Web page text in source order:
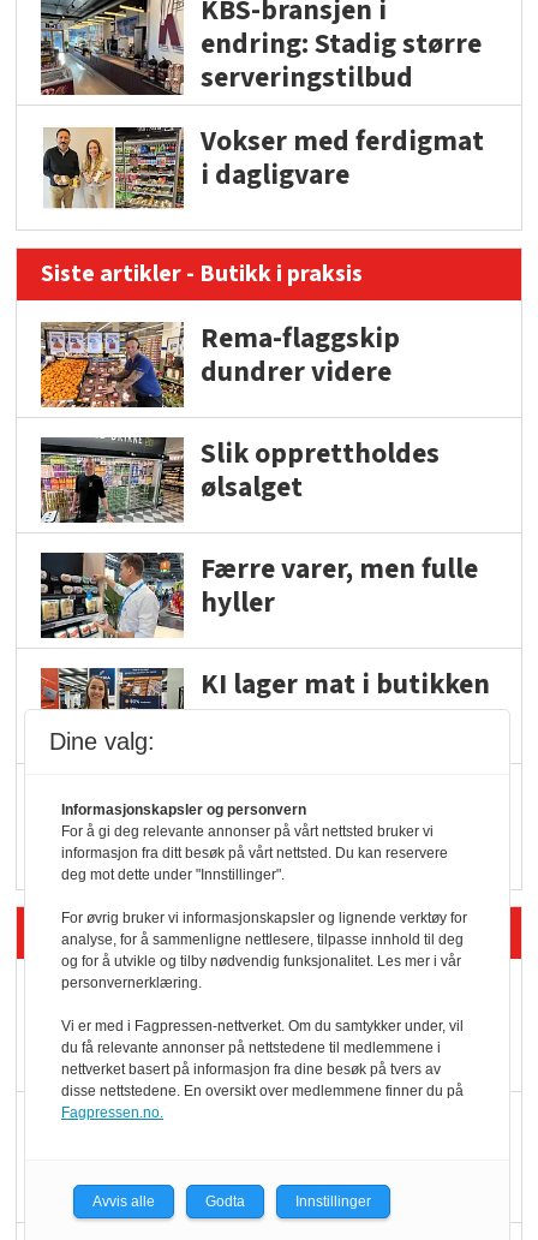
KBS-bransjen i
endring: Stadig større
serveringstilbud
Vokser med ferdigmat
i dagligvare
Siste artikler - Butikk i praksis
Rema-flaggskip
dundrer videre
Slik opprettholdes
ølsalget
Færre varer, men fulle
hyller
KI lager mat i butikken
Q passerte 1 milliard i
Rema i 2025
Siste artikler - Økologisk
Kolonihagens norske
yoghurt: Trues av
melkemangel
hederspris
Dine valg:
Informasjonskapsler og personvern
For å gi deg relevante annonser på vårt nettsted bruker vi
informasjon fra ditt besøk på vårt nettsted. Du kan reservere
deg mot dette under "Innstillinger".
For øvrig bruker vi informasjonskapsler og lignende verktøy for
analyse, for å sammenligne nettlesere, tilpasse innhold til deg
og for å utvikle og tilby nødvendig funksjonalitet. Les mer i vår
personvernerklæring.
Vi er med i Fagpressen-nettverket. Om du samtykker under, vil
du få relevante annonser på nettstedene til medlemmene i
nettverket basert på informasjon fra dine besøk på tvers av
disse nettstedene. En oversikt over medlemmene finner du på
Fagpressen.no.
Avvis alle Godta Innstillinger